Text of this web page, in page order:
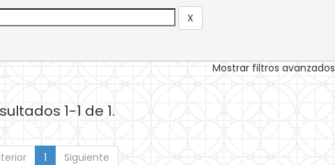
Mostrar filtros avanzados
1-1 de 1.
1 Siguiente